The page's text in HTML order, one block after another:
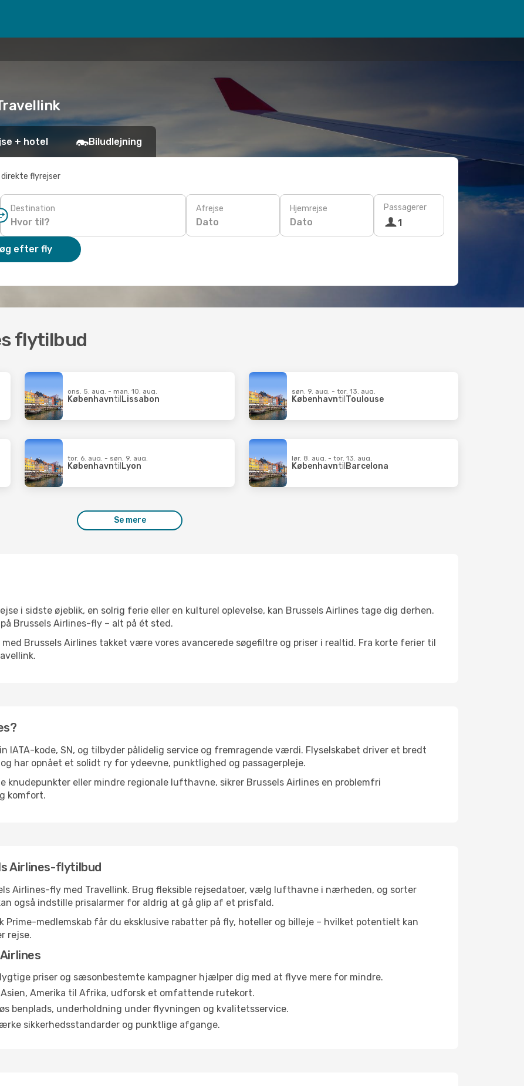
+ hotel Biludlejning
direkte flyrejser
Destination Afrejse
Dato
Hjemrejse
Dato
Passagerer
1
efter fly
flytilbud
ons. 5. aug. - man. 10. aug.
Københavntil Lissabon
søn. 9. aug. - tor. 13. aug.
Københavntil Toulouse
tor. 6. aug. - søn. 9. aug.
Københavntil Lyon
lør. 8. aug. - tor. 13. aug.
Københavntil Barcelona
Se mere
i sidste øjeblik, en solrig ferie eller en kulturel oplevelse, kan Brussels Airlines tage dig derhen.
Brussels Airlines-fly – alt på ét sted.
Brussels Airlines takket være vores avancerede søgefiltre og priser i realtid. Fra korte ferier til
IATA-kode, SN, og tilbyder pålidelig service og fremragende værdi. Flyselskabet driver et bredt
har opnået et solidt ry for ydeevne, punktlighed og passagerpleje.
knudepunkter eller mindre regionale lufthavne, sikrer Brussels Airlines en problemfri
komfort.
Airlines-flytilbud
Airlines-fly med Travellink. Brug fleksible rejsedatoer, vælg lufthavne i nærheden, og sorter
også indstille prisalarmer for aldrig at gå glip af et prisfald.
Prime-medlemskab får du eksklusive rabatter på fly, hoteller og billeje – hvilket potentielt kan
rejse.
priser og sæsonbestemte kampagner hjælper dig med at flyve mere for mindre.
Asien, Amerika til Afrika, udforsk et omfattende rutekort.
benplads, underholdning under flyvningen og kvalitetsservice.
sikkerhedsstandarder og punktlige afgange.